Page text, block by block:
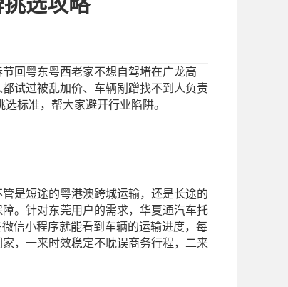
回粤东粤西老家不想自驾堵在广龙高
试过被乱加价、车辆剐蹭找不到人负责
标准，帮大家避开行业陷阱。
是短途的粤港澳跨城运输，还是长途的
。针对东莞用户的需求，华夏通汽车托
信小程序就能看到车辆的运输进度，每
，一来时效稳定不耽误商务行程，二来